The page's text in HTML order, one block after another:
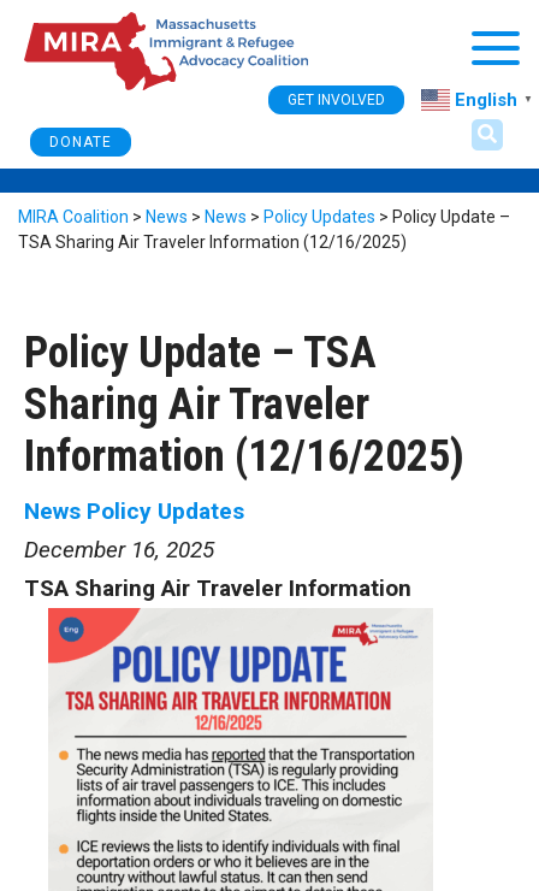
DONATE
GET INVOLVED English ▼
MIRA Coalition > News > News > Policy Updates > Policy Update –
TSA Sharing Air Traveler Information (12/16/2025)
Policy Update – TSA
Sharing Air Traveler
Information (12/16/2025)
News Policy Updates
December 16, 2025
TSA Sharing Air Traveler Information